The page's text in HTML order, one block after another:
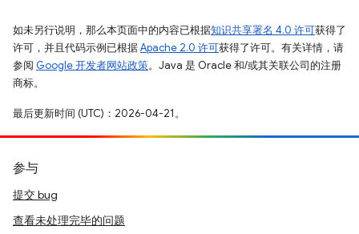
如未另行说明，那么本页面中的内容已根据知识共享署名 4.0 许可获得了
许可，并且代码示例已根据Apache 2.0 许可获得了许可。有关详情，请
参阅 Google 开发者网站政策。Java 是 Oracle 和/或其关联公司的注册
商标。
最后更新时间 (UTC)：2026-04-21。
参与
提交 bug
查看未处理完毕的问题